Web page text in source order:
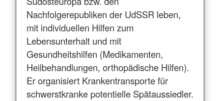
Nachfolgerepubliken der UdSSR leben,
mit individuellen Hilfen zum
Lebensunterhalt und mit
Gesundheitshilfen (Medikamenten,
Heilbehandlungen, orthopädische Hilfen).
Er organisiert Krankentransporte für
schwerstkranke potentielle Spätaussiedler.